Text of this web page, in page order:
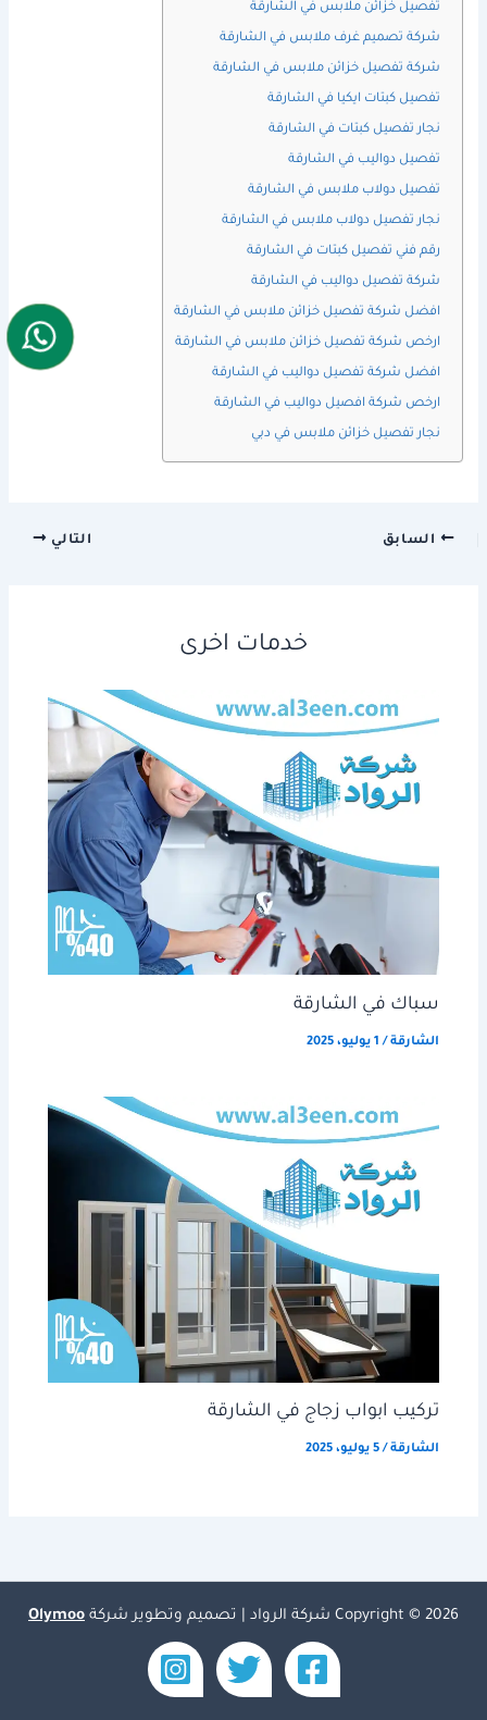
تفصيل خزائن ملابس في الشارقة
شركة تصميم غرف ملابس في الشارقة
شركة تفصيل خزائن ملابس في الشارقة
تفصيل كبتات ايكيا في الشارقة
نجار تفصيل كبتات في الشارقة
تفصيل دواليب في الشارقة
تفصيل دولاب ملابس في الشارقة
نجار تفصيل دولاب ملابس في الشارقة
رقم فني تفصيل كبتات في الشارقة
شركة تفصيل دواليب في الشارقة
افضل شركة تفصيل خزائن ملابس في الشارقة
ارخص شركة تفصيل خزائن ملابس في الشارقة
افضل شركة تفصيل دواليب في الشارقة
ارخص شركة افصيل دواليب في الشارقة
نجار تفصيل خزائن ملابس في دبي
السابق التالي
خدمات اخرى
سباك في الشارقة
الشارقة/ 1 يوليو، 2025
تركيب ابواب زجاج في الشارقة
الشارقة /5 يوليو، 2025
Copyright © 2026 شركة الرواد | تصميم وتطوير شركة Olymoo